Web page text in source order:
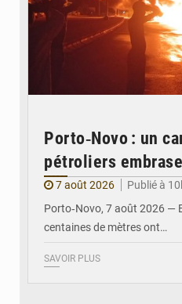
Porto‑Novo : un
pétroliers
7 août 2026
Publié à
Porto‑Novo, 7 août 2026 —
centaines de mètres ont…
SAVOIR PLUS